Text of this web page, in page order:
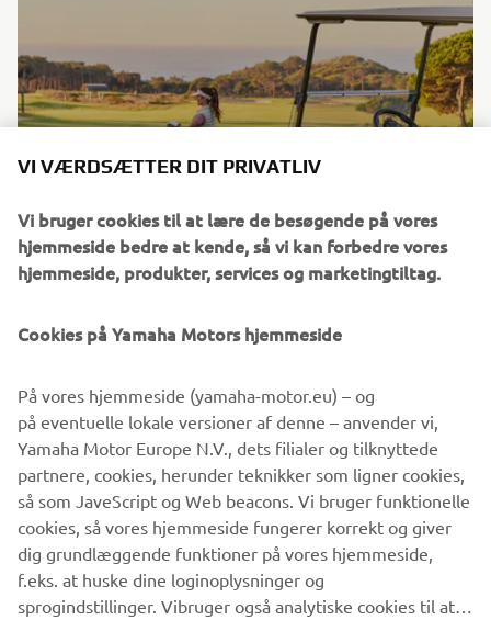
YAMAHA GOLFBILER
OPDAGE MERE
* YamaTrack® kan fås i forskellige konfigurationer ved
køb af følgende enheder: Drive2 DC, Drive2 EFI. Drive2
AC-kompatibilitet vil blive bekræftet yderligere.
VI VÆRDSÆTTER DIT PRIVATLIV
Vi bruger cookies til at lære de besøgende på vores
hjemmeside bedre at kende, så vi kan forbedre vores
hjemmeside, produkter, services og marketingtiltag.
Cookies på Yamaha Motors hjemmeside
På vores hjemmeside (yamaha-motor.eu) – og
på eventuelle lokale versioner af denne – anvender vi,
Yamaha Motor Europe N.V., dets filialer og tilknyttede
partnere, cookies, herunder teknikker som ligner cookies,
så som JaveScript og Web beacons. Vi bruger funktionelle
cookies, så vores hjemmeside fungerer korrekt og giver
dig grundlæggende funktioner på vores hjemmeside,
f.eks. at huske dine loginoplysninger og
sprogindstillinger. Vibruger også analytiske cookies til at